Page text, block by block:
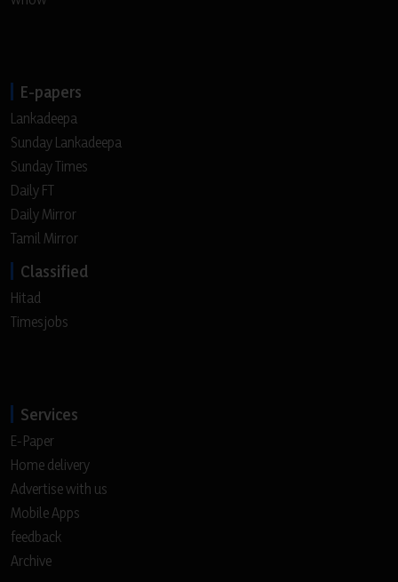
E-papers
Lankadeepa
Sunday Lankadeepa
Sunday Times
Daily FT
Daily Mirror
Tamil Mirror
Classified
Hitad
Timesjobs
Services
E-Paper
Home delivery
Advertise with us
Mobile Apps
feedback
Archive